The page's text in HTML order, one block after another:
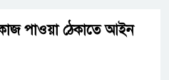
পাওয়া ঠেকাতে আইন